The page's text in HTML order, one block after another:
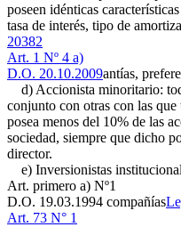
poseen idénticas
tasa de interés, tipo de
20382
Art. 1 Nº 4 a)
D.O. 20.10.2009antías,
d) Accionista minoritario:
conjunto con otras con las
posea menos del 10% de las
sociedad, siempre que dicho
director.
e) Inversionistas
Art. primero a) Nº1
D.O. 19.03.1994 compañías
Art. 73 N° 1